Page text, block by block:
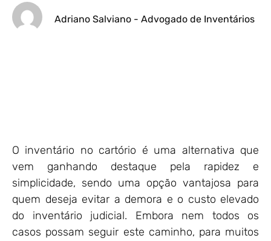
Adriano Salviano - Advogado de Inventários
O inventário no cartório é uma alternativa que
vem ganhando destaque pela rapidez e
simplicidade, sendo uma opção vantajosa para
quem deseja evitar a demora e o custo elevado
do inventário judicial. Embora nem todos os
casos possam seguir este caminho, para muitos